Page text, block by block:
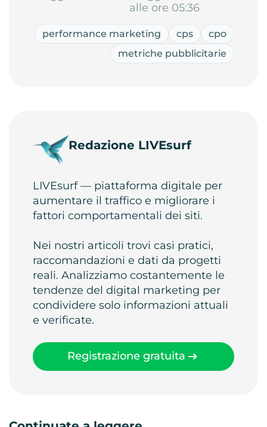
alle ore 05:36
performance marketing cps
cpo
metriche pubblicitarie
Redazione LIVEsurf
LIVEsurf — piattaforma digitale per
aumentare il traffico e migliorare i
fattori comportamentali dei siti.
Nei nostri articoli trovi casi pratici,
raccomandazioni e dati da progetti
reali. Analizziamo costantemente le
tendenze del digital marketing per
condividere solo informazioni attuali
e verificate.
Registrazione gratuita